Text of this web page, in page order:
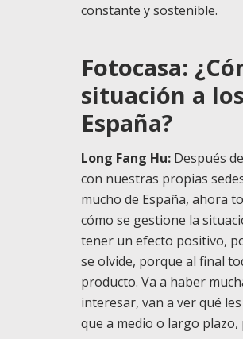
constante y sostenible.
Fotocasa:
situación a
España?
Long Fang Hu: Después
con nuestras propias
mucho de España, ahora
cómo se gestione la
tener un efecto positivo,
se olvide, porque al final
producto. Va a haber
interesar, van a ver qué
que a medio o largo